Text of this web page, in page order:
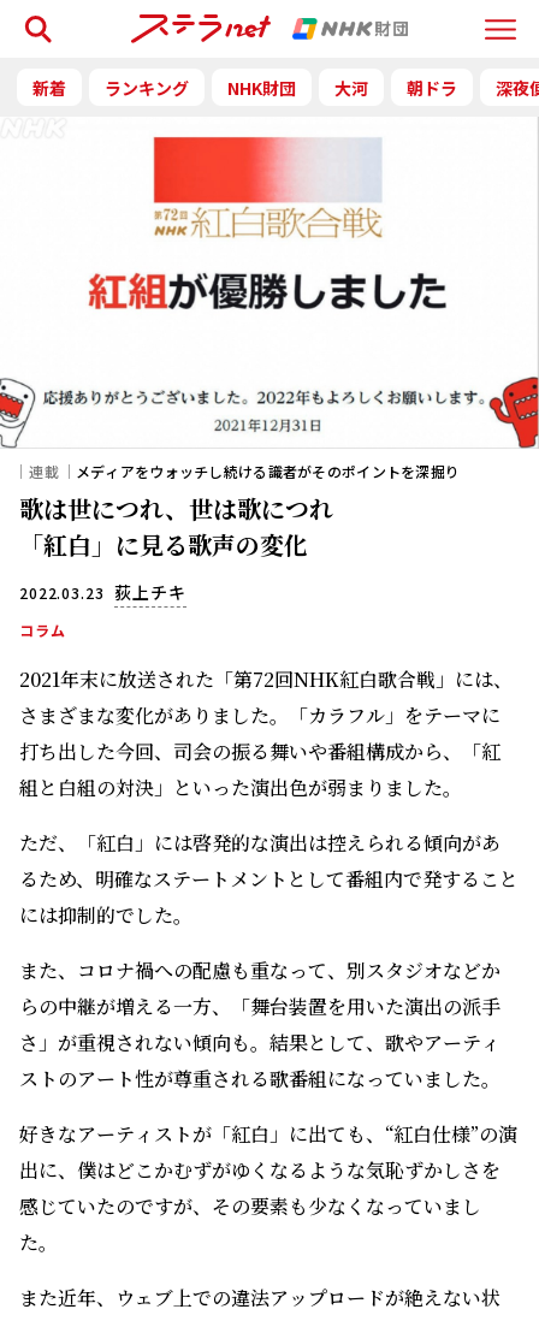
Menu
検索
新着 ランキング NHK財団 大河 朝ドラ 深夜
｜連載｜ メディアをウォッチし続ける識者がそのポイントを深掘り
歌は世につれ、世は歌につれ
「紅白」に見る歌声の変化
2022.03.23 荻上チキ
コラム
2021年末に放送された「第72回NHK紅白歌合戦」には、
さまざまな変化がありました。「カラフル」をテーマに
打ち出した今回、司会の振る舞いや番組構成から、「紅
組と白組の対決」といった演出色が弱まりました。
ただ、「紅白」には啓発的な演出は控えられる傾向があ
るため、明確なステートメントとして番組内で発すること
には抑制的でした。
また、コロナ禍への配慮も重なって、別スタジオなどか
らの中継が増える一方、「舞台装置を用いた演出の派手
さ」が重視されない傾向も。結果として、歌やアーティ
ストのアート性が尊重される歌番組になっていました。
好きなアーティストが「紅白」に出ても、“紅白仕様”の演
出に、僕はどこかむずがゆくなるような気恥ずかしさを
感じていたのですが、その要素も少なくなっていまし
た。
また近年、ウェブ上での違法アップロードが絶えない状